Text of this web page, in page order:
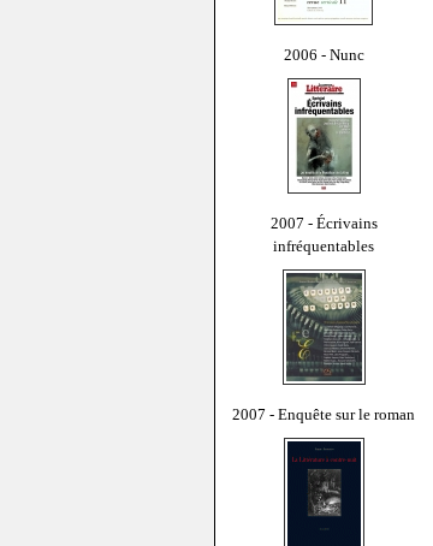
2006 - Nunc
2007 - Écrivains
infréquentables
2007 - Enquête sur le roman